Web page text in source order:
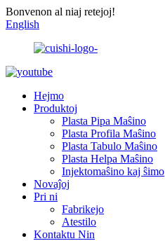
Bonvenon al niaj retejoj!
English
Hejmo
Produktoj
Plasta Pipa Maŝino
Plasta Profila Maŝino
Plasta Tabulo Maŝino
Plasta Helpa Maŝino
Injektomaŝino kaj ŝimo
Novaĵoj
Pri ni
Fabrikejo
Atestilo
Kontaktu Nin